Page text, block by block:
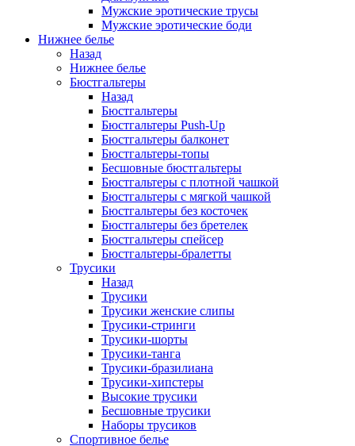
Мужские эротические трусы
Мужские эротические боди
Нижнее белье
Назад
Нижнее белье
Бюстгальтеры
Назад
Бюстгальтеры
Бюстгальтеры Push-Up
Бюстгальтеры балконет
Бюстгальтеры-топы
Бесшовные бюстгальтеры
Бюстгальтеры с плотной чашкой
Бюстгальтеры с мягкой чашкой
Бюстгальтеры без косточек
Бюстгальтеры без бретелек
Бюстгальтеры спейсер
Бюстгальтеры-бралетты
Трусики
Назад
Трусики
Трусики женские слипы
Трусики-стринги
Трусики-шорты
Трусики-танга
Трусики-бразилиана
Трусики-хипстеры
Высокие трусики
Бесшовные трусики
Наборы трусиков
Спортивное белье